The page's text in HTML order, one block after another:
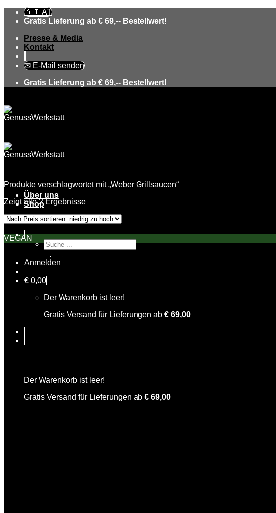
Skip
🇦🇹 AT
Gratis Lieferung ab € 69,-- Bestellwert!
Presse & Media
Kontakt
✉ E-Mail senden
Gratis Lieferung ab € 69,-- Bestellwert!
Über uns
Shop
Suche
nach:
Anmelden
€ 0,00
Der Warenkorb ist leer!
Gratis Versand für Lieferungen ab € 69,00
Der Warenkorb ist leer!
Gratis Versand für Lieferungen ab € 69,00
Produkte verschlagwortet mit „Weber Grillsaucen“
Zeigt alle 2 Ergebnisse
VEGAN